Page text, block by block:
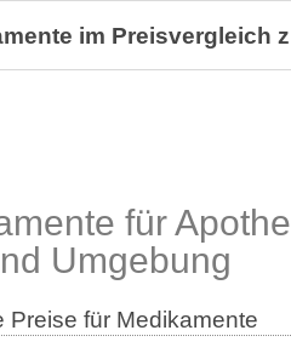
im Preisvergleich
für
Umgebung
Preise für Medikamente